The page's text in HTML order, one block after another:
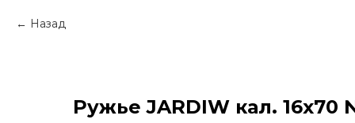
Назад
Ружье JARDIW кал. 16х70